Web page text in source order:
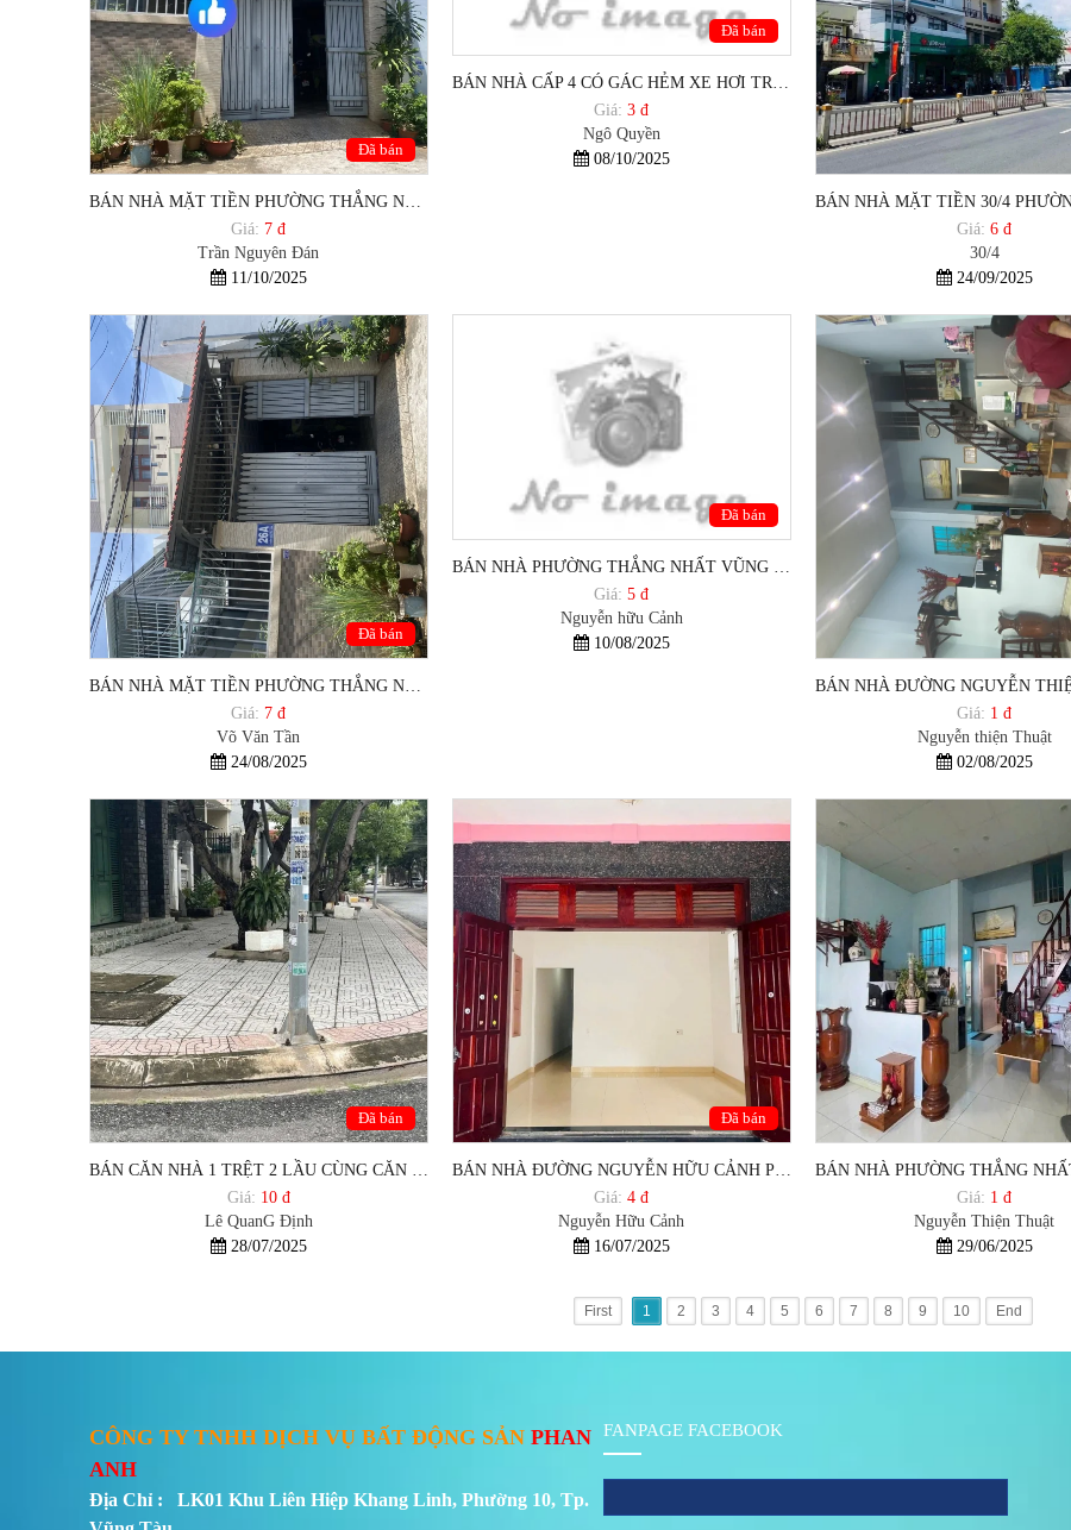
Đã bán
BÁN NHÀ MẶT TIỀN PHƯỜNG THẮNG NHẤT TP VŨNG TÀU GIÁ 7 TỶ XX
Giá: 7 đ
Trần Nguyên Đán
11/10/2025
Đã bán
BÁN NHÀ CẤP 4 CÓ GÁC HẺM XE HƠI TRÁNH NHAU GIÁ RẺ.
Giá: 3 đ
Ngô Quyền
08/10/2025
Giá: 6 đ
30/4
24/09/2025
Đã bán
BÁN NHÀ MẶT TIỀN PHƯỜNG THẮNG NHẤT TP VŨNG TÀU
Giá: 7 đ
Võ Văn Tần
24/08/2025
Đã bán
BÁN NHÀ PHƯỜNG THẮNG NHẤT VŨNG TÀU GIÁ DƯỚI 6 TỶ
Giá: 5 đ
Nguyễn hữu Cảnh
10/08/2025
Giá: 1 đ
Nguyễn thiện Thuật
02/08/2025
Đã bán
Giá: 10 đ
Lê QuanG Định
28/07/2025
Đã bán
BÁN NHÀ ĐƯỜNG NGUYỄN HỮU CẢNH PHƯỜNG THẮNG NHẤT TP VŨNG TÀU - HCM
Giá: 4 đ
Nguyễn Hữu Cảnh
16/07/2025
Giá: 1 đ
Nguyễn Thiện Thuật
29/06/2025
First 1 2 3 4 5 6 7 8 9 10 End
CÔNG TY TNHH DỊCH VỤ BẤT ĐỘNG SẢNPHAN
ANH
Địa Chỉ : LK01 Khu Liên Hiệp Khang Linh, Phường 10, Tp.
FANPAGE FACEBOOK